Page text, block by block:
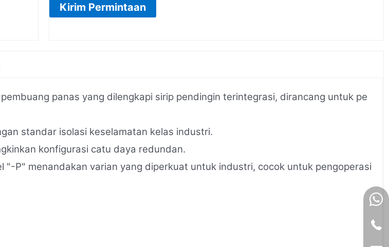
Kirim Permintaan
panas yang dilengkapi sirip pendingin terintegrasi, dirancang untuk pe
standar isolasi keselamatan kelas industri.
konfigurasi catu daya redundan.
P" menandakan varian yang diperkuat untuk industri, cocok untuk pengoperasi